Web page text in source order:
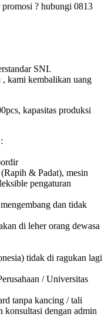
? hubungi 0813
SNI.
, kami kembalikan uang
kapasitas produksi
& Padat), mesin
pengaturan
dan tidak
di leher orang dewasa
tidak di ragukan lagi
/ Universitas
tanpa kancing / tali
konsultasi dengan admin